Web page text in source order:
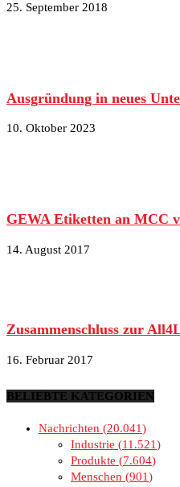
25. September 2018
Ausgründung in neues
10. Oktober 2023
GEWA Etiketten an MCC
14. August 2017
Zusammenschluss zur
16. Februar 2017
BELIEBTE KATEGORIEN
Nachrichten
20.041
Industrie
11.521
Produkte
7.604
Menschen
901